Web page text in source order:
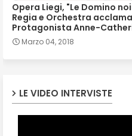
Opera Liegi, "Le Domino
Regia e Orchestra
Protagonista Anne-
Marzo 04, 2018
LE VIDEO INTERVISTE